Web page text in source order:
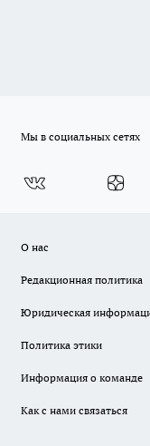
Мы в социальных сетях
О нас
Редакционная политика
Юридическая
Политика этики
Информация о команде
Как с нами связаться